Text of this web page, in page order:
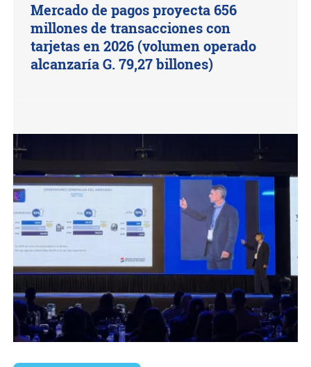
Mercado de pagos proyecta 656
millones de transacciones con
tarjetas en 2026 (volumen operado
alcanzaría G. 79,27 billones)